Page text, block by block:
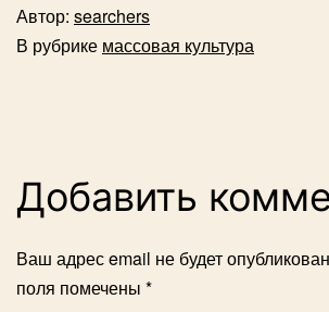
Автор: searchers
В рубрике массовая культура
Добавить
Ваш адрес email не будет
поля помечены *